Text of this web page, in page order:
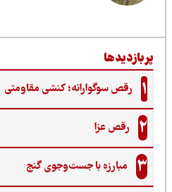
رقص سوگوارانه؛ کنشی مقاومتی
رقص عزا
مبارزه با جست‌وجوی گنج‌